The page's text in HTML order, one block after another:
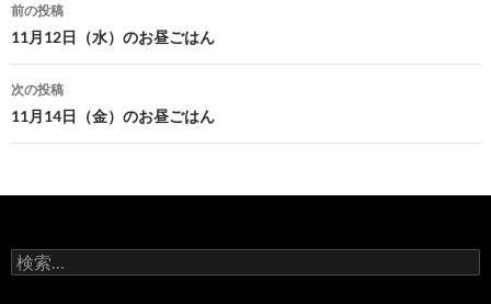
投
稿
ナ
ゲ
シ
前の投稿
11月12日（水）のお昼ごはん
次の投稿
11月14日（金）のお昼ごはん
検
索